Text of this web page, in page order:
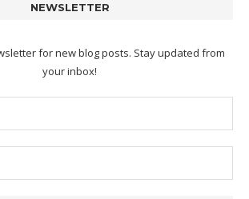
NEWSLETTER
for new blog posts. Stay updated from
your inbox!